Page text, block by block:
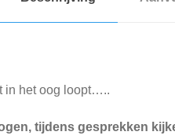
in het oog loopt…..
tijdens gesprekken